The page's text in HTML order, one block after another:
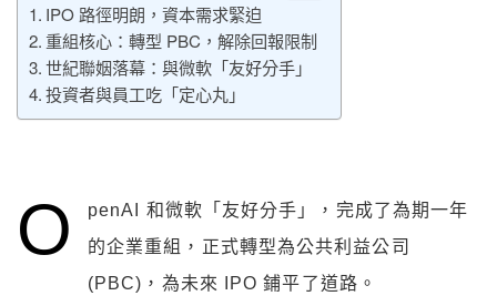
IPO 路徑明朗，資本需求緊迫
重組核心：轉型 PBC，解除回報限制
世紀聯姻落幕：與微軟「友好分手」
投資者與員工吃「定心丸」
O
penAI 和微軟「友好分手」，完成了為期一年
的企業重組，正式轉型為公共利益公司
(PBC)，為未來 IPO 鋪平了道路。